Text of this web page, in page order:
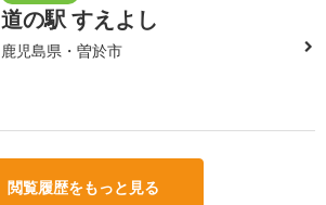
道の駅 すえよし
鹿児島県・曽於市
閲覧履歴をもっと見る